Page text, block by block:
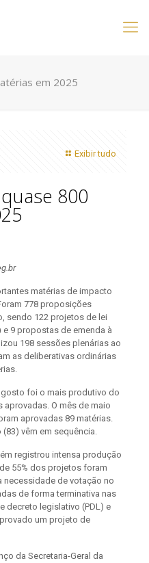
em 2025
Exibir tudo
800
matérias de impacto
778 proposições
sendo 122 projetos de lei
e 9 propostas de emenda à
198 sessões plenárias ao
as deliberativas ordinárias
foi o mais produtivo do
aprovadas. O mês de maio
aprovadas 89 matérias.
vêm em sequência.
registrou intensa produção
55% dos projetos foram
necessidade de votação no
de forma terminativa nas
decreto legislativo (PDL) e
um projeto de
da Secretaria-Geral da